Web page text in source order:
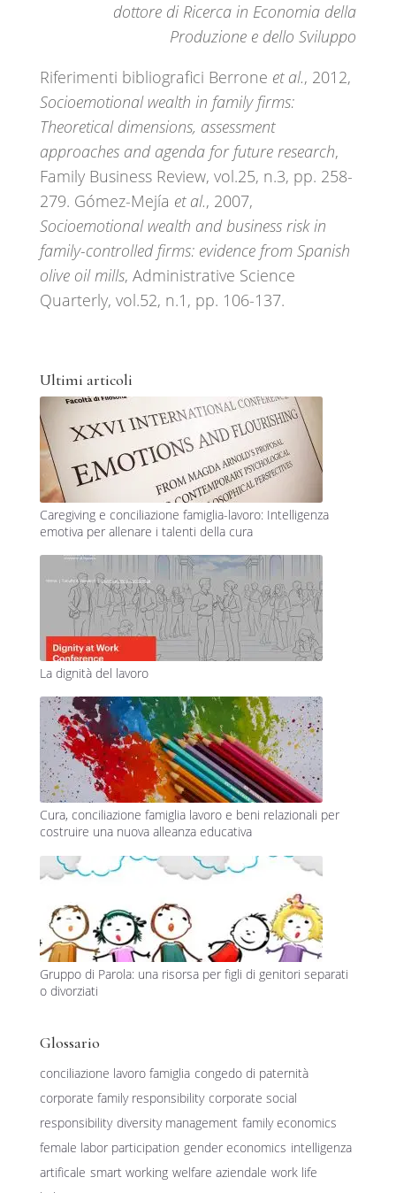
dottore di Ricerca in Economia della
Produzione e dello Sviluppo
Riferimenti bibliografici Berrone et al., 2012,
Socioemotional wealth in family firms:
Theoretical dimensions, assessment
approaches and agenda for future research,
Family Business Review, vol.25, n.3, pp. 258-
279. Gómez-Mejía et al., 2007,
Socioemotional wealth and business risk in
family-controlled firms: evidence from Spanish
olive oil mills, Administrative Science
Quarterly, vol.52, n.1, pp. 106-137.
Ultimi articoli
Caregiving e conciliazione famiglia-lavoro: Intelligenza
emotiva per allenare i talenti della cura
La dignità del lavoro
Cura, conciliazione famiglia lavoro e beni relazionali per
costruire una nuova alleanza educativa
Gruppo di Parola: una risorsa per figli di genitori separati
o divorziati
Glossario
conciliazione lavoro famiglia congedo di paternità
corporate family responsibility corporate social
responsibility diversity management family economics
female labor participation gender economics intelligenza
artificale smart working welfare aziendale work life